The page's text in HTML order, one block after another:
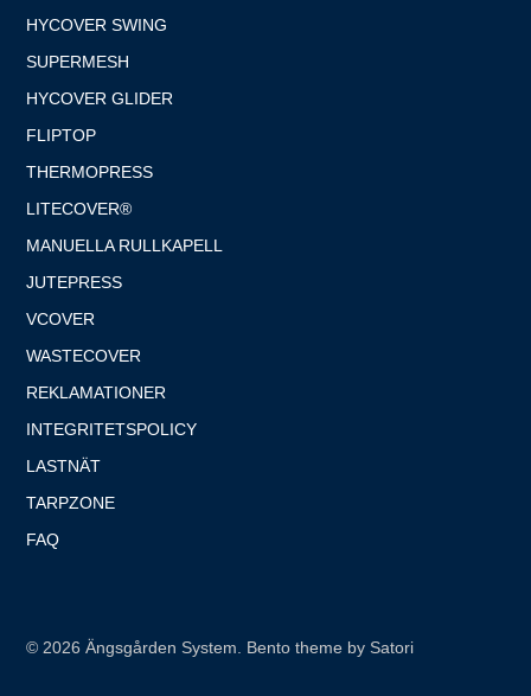
HYCOVER SWING
SUPERMESH
HYCOVER GLIDER
FLIPTOP
THERMOPRESS
LITECOVER®
MANUELLA RULLKAPELL
JUTEPRESS
VCOVER
WASTECOVER
REKLAMATIONER
INTEGRITETSPOLICY
LASTNÄT
TARPZONE
FAQ
© 2026 Ängsgården System. Bento theme by Satori